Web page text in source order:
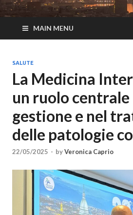
MAIN MENU
SALUTE
La Medicina
un ruolo centrale
gestione e nel
delle patologie
22/05/2025 - byVeronica Caprio